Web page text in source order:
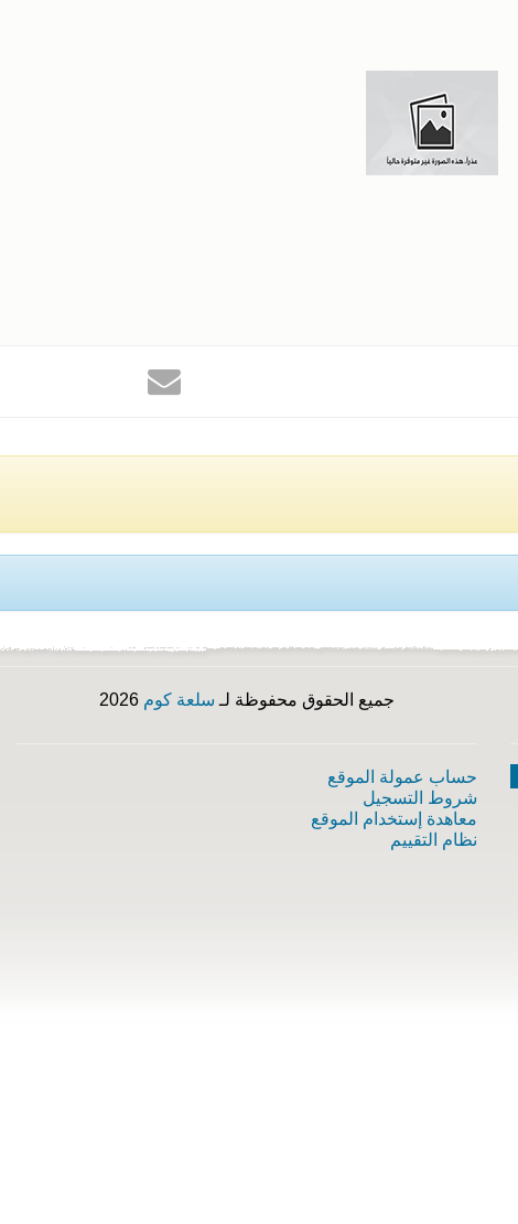
جميع الحقوق محفوظة لـ سلعة كوم
حساب عمولة الموقع
شروط التسجيل
معاهدة إستخدام الموقع
نظام التقييم